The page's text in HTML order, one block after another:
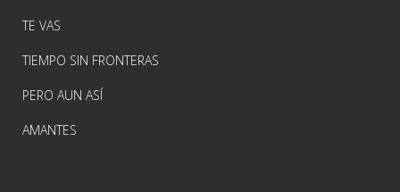
TE VAS
TIEMPO SIN FRONTERAS
PERO AUN ASÍ
AMANTES